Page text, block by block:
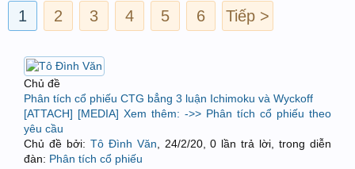
1 2 3 4 5 6 Tiếp >
Chủ đề
Phân tích cổ phiếu CTG bẳng 3 luận Ichimoku và Wyckoff
[ATTACH] [MEDIA] Xem thêm: ->> Phân tích cổ phiếu theo
yêu cầu
Chủ đề bởi: Tô Đình Văn 24/2/20, 0 lần trả lời, trong diễn
đàn: Phân tích cổ phiếu